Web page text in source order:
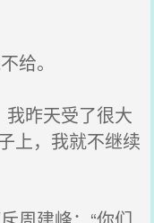
给。
昨天受了很大
上，我就不继续